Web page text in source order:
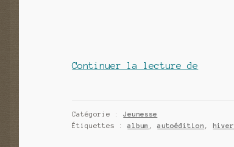
Continuer la lecture de
lune
Catégorie :Jeunesse
Étiquettes :album ,autoédition , hiver